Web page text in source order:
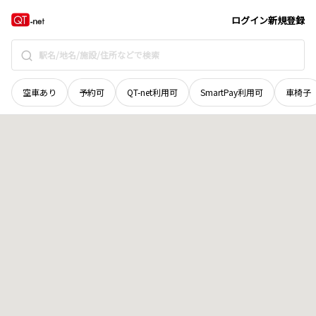
ログイン新規登録
空車あり 予約可 QT-net利用可 SmartPay利用可 車椅子
奈良県